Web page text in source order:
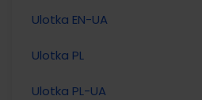
Ulotka EN-UA
Ulotka PL
Ulotka PL-UA